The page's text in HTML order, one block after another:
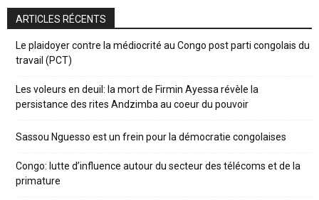
ARTICLES RÉCENTS
Le plaidoyer contre la médiocrité au Congo post parti congolais du
travail (PCT)
Les voleurs en deuil: la mort de Firmin Ayessa révèle la
persistance des rites Andzimba au coeur du pouvoir
Sassou Nguesso est un frein pour la démocratie congolaises
Congo: lutte d’influence autour du secteur des télécoms et de la
primature